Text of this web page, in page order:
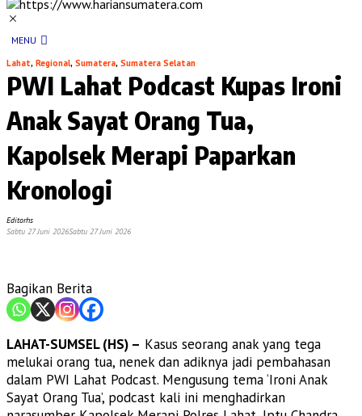
MENU
Lahat, Regional, Sumatera, Sumatera Selatan
PWI Lahat Podcast Kupas Ironi
Anak Sayat Orang Tua,
Kapolsek Merapi Paparkan
Kronologi
Editorhs
Sabtu 27 Juni 2026Sabtu 27 Juni 2026
Bagikan Berita
LAHAT-SUMSEL (HS) – Kasus seorang anak yang tega
melukai orang tua, nenek dan adiknya jadi pembahasan
dalam PWI Lahat Podcast. Mengusung tema ‘Ironi Anak
Sayat Orang Tua’, podcast kali ini menghadirkan